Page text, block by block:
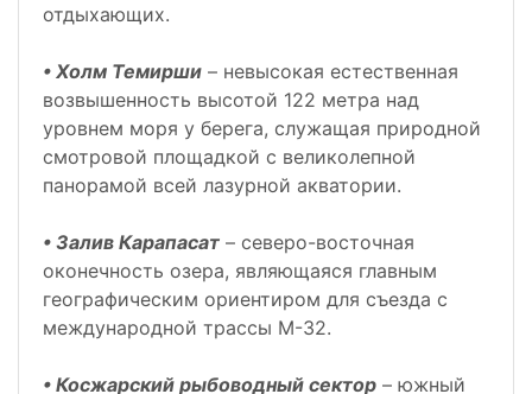
отдыхающих.
• Холм Темирши – невысокая естественная
возвышенность высотой 122 метра над
уровнем моря у берега, служащая природной
смотровой площадкой с великолепной
панорамой всей лазурной акватории.
• Залив Карапасат – северо-восточная
оконечность озера, являющаяся главным
географическим ориентиром для съезда с
международной трассы М-32.
• Косжарский рыбоводный сектор – южный